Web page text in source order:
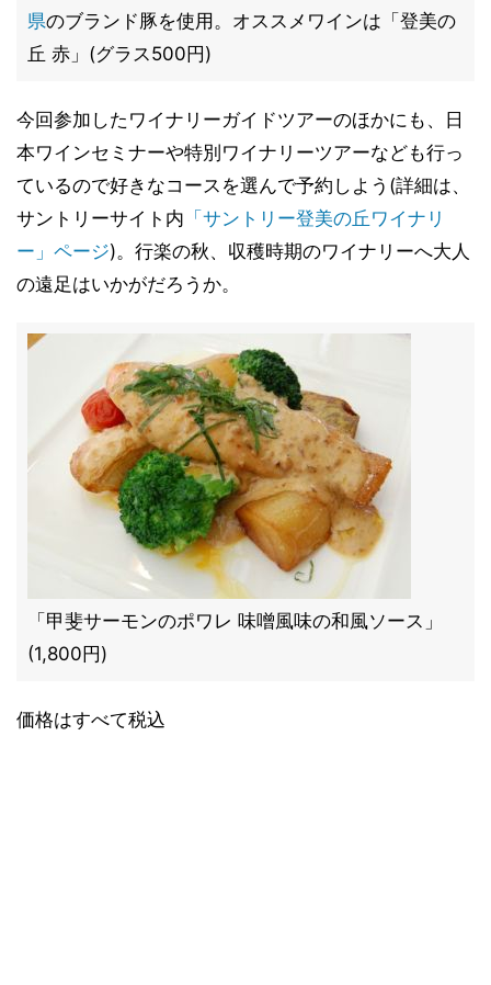
県のブランド豚を使用。オススメワインは「登美の
丘 赤」(グラス500円)
今回参加したワイナリーガイドツアーのほかにも、日
本ワインセミナーや特別ワイナリーツアーなども行っ
ているので好きなコースを選んで予約しよう(詳細は、
サントリーサイト内 「サントリー登美の丘ワイナリ
ー」ページ)。行楽の秋、収穫時期のワイナリーへ大人
の遠足はいかがだろうか。
「甲斐サーモンのポワレ 味噌風味の和風ソース」
(1,800円)
価格はすべて税込